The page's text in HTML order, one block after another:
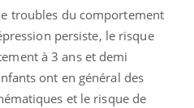
troubles du comportement
persiste, le risque
à 3 ans et demi
ont en général des
et le risque de